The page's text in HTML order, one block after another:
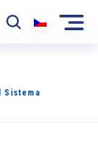
Sistema